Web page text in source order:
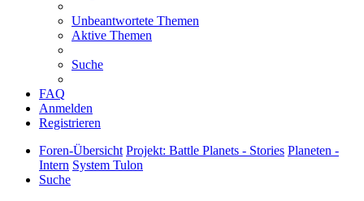
Unbeantwortete Themen
Aktive Themen
Suche
FAQ
Anmelden
Registrieren
Foren-Übersicht Projekt: Battle Planets - Stories Planeten -
Intern System Tulon
Suche